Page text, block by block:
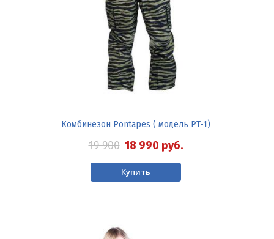
Комбинезон Pontapes ( модель PT-1)
19 900 18 990 руб.
Купить